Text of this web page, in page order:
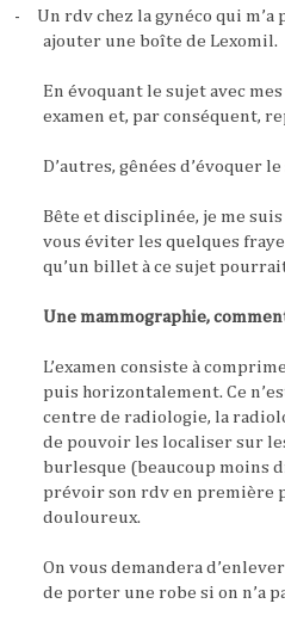
-
Un rdv chez la gynéco qui
ajouter une boîte de Lexomil.
En évoquant le sujet avec
examen et, par conséquent,
D’autres, gênées d’évoquer
Bête et disciplinée, je me
vous éviter les quelques
qu’un billet à ce sujet
Une mammographie,
L’examen consiste à
puis horizontalement. Ce
centre de radiologie, la
de pouvoir les localiser sur
burlesque (beaucoup moins
prévoir son rdv en première
douloureux.
On vous demandera
de porter une robe si on n’a